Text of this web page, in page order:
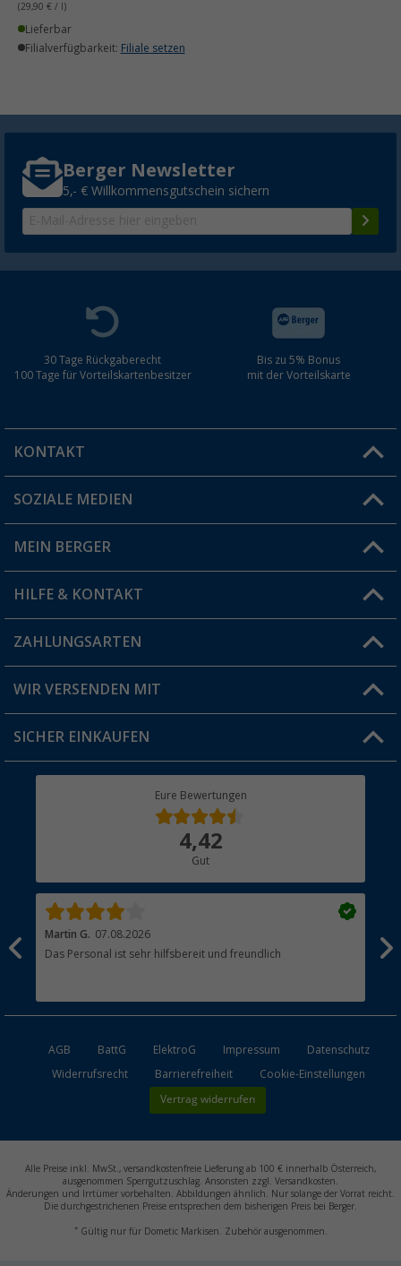
(29,90 € / l)
Lieferbar
Filialverfügbarkeit: Filiale setzen
Berger Newsletter
5,- € Willkommensgutschein sichern
30 Tage Rückgaberecht
100 Tage für Vorteilskartenbesitzer
Bis zu 5% Bonus
mit der Vorteilskarte
KONTAKT
Du hast eine Frage?
Filiale finden
SOZIALE MEDIEN
MEIN BERGER
Vorteilskarte
Blog
Jobs & Karriere
HILFE & KONTAKT
FAQ & Kontakt
Versandinformationen
Rücksendung
ZAHLUNGSARTEN
WIR VERSENDEN MIT
SICHER EINKAUFEN
Eure Bewertungen
4,42
Gut
Martin G. 07.08.2026
Das Personal ist sehr hilfsbereit und freundlich
AGB BattG ElektroG Impressum
Datenschutz
Widerrufsrecht
Barrierefreiheit Cookie-Einstellungen
Vertrag widerrufen
Alle Preise inkl. MwSt., versandkostenfreie Lieferung ab 100 € innerhalb Österreich,
ausgenommen Sperrgutzuschlag. Ansonsten zzgl. Versandkosten.
Änderungen und Irrtümer vorbehalten. Abbildungen ähnlich. Nur solange der Vorrat reicht.
Die durchgestrichenen Preise entsprechen dem bisherigen Preis bei Berger.
*Gültig nur für Dometic Markisen. Zubehör ausgenommen.